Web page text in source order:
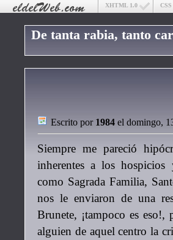
CSS
XHTML 1.0
De tanta rabia, tanto
Escrito por 1984 el domingo,
Siempre me pareció
inherentes a los hospicios
como Sagrada Familia,
nos le enviaron de una
Brunete, ¡tampoco es
alguien de aquel centro la